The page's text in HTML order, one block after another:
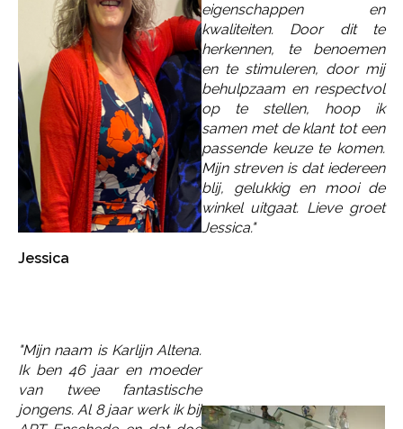
eigenschappen en
kwaliteiten. Door dit te
herkennen, te benoemen
en te stimuleren, door mij
behulpzaam en respectvol
op te stellen, hoop ik
samen met de klant tot een
passende keuze te komen.
Mijn streven is dat iedereen
blij, gelukkig en mooi de
winkel uitgaat. Lieve groet
Jessica."
Jessica
"Mijn naam is KarlijnAltena.
Ik ben 46 jaar en moeder
van twee fantastische
jongens. Al 8 jaar werk ik bij